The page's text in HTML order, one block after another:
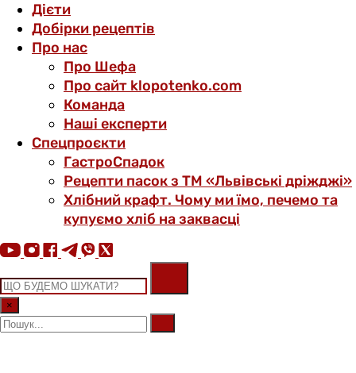
Дієти
Добірки рецептів
Про нас
Про Шефа
Про сайт klopotenko.com
Команда
Наші експерти
Спецпроєкти
ГастроСпадок
Рецепти пасок з ТМ «Львівські дріжджі»
Хлібний крафт. Чому ми їмо, печемо та
купуємо хліб на заквасці
×